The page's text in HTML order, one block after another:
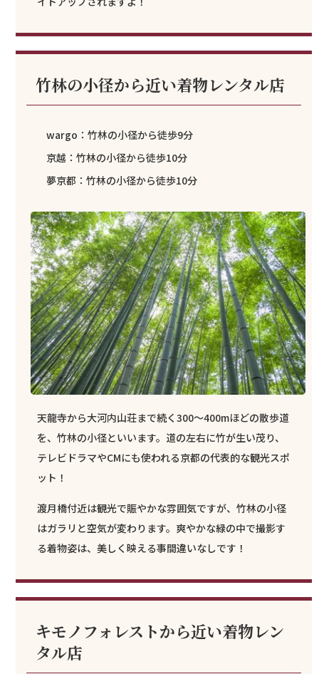
竹林の小径から近い着物レンタル店
wargo：竹林の小径から徒歩9分
京越：竹林の小径から徒歩10分
夢京都：竹林の小径から徒歩10分
天龍寺から大河内山荘まで続く300～400mほどの散歩道
を、竹林の小径といいます。道の左右に竹が生い茂り、
テレビドラマやCMにも使われる京都の代表的な観光スポ
ット！
渡月橋付近は観光で賑やかな雰囲気ですが、竹林の小径
はガラリと空気が変わります。爽やかな緑の中で撮影す
る着物姿は、美しく映える事間違いなしです！
キモノフォレストから近い着物レン
タル店